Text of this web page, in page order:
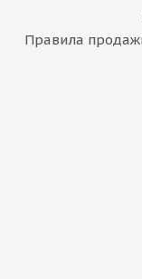
Правила